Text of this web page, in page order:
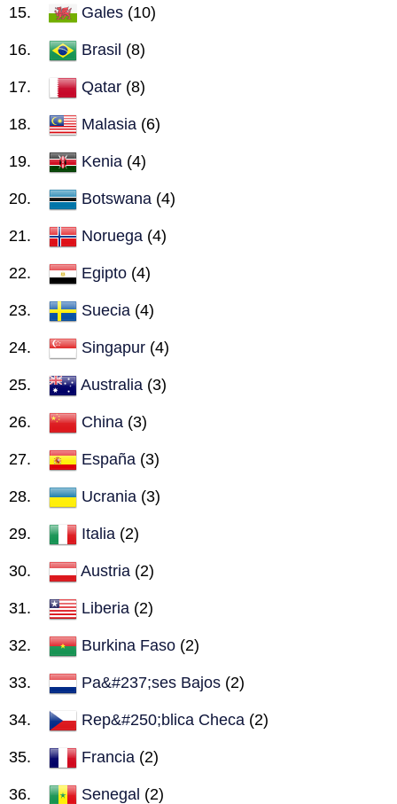
Gales (10)
Brasil (8)
Qatar (8)
Malasia (6)
Kenia (4)
Botswana (4)
Noruega (4)
Egipto (4)
Suecia (4)
Singapur (4)
Australia (3)
China (3)
España (3)
Ucrania (3)
Italia (2)
Austria (2)
Liberia (2)
Burkina Faso (2)
Pa&#237;ses Bajos (2)
Rep&#250;blica Checa (2)
Francia (2)
Senegal (2)